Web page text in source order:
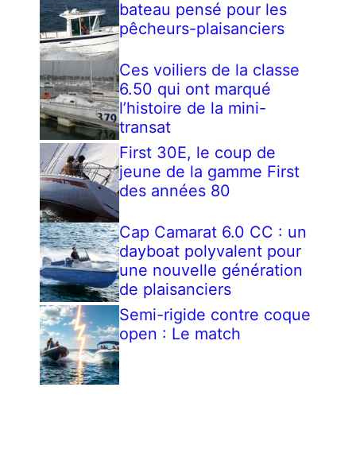
bateau pensé pour les
pêcheurs-plaisanciers
Ces voiliers de la classe
6.50 qui ont marqué
l’histoire de la mini-
transat
First 30E, le coup de
jeune de la gamme First
des années 80
Cap Camarat 6.0 CC : un
dayboat polyvalent pour
une nouvelle génération
de plaisanciers
Semi-rigide contre coque
open : Le match